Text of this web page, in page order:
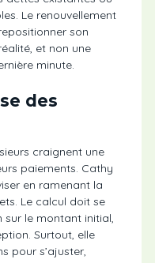
Le renouvellement
son
et non une
minute.
des
craignent une
paiements. Cathy
en ramenant la
Le calcul doit se
sur le montant initial,
Surtout, elle
pour s’ajuster,